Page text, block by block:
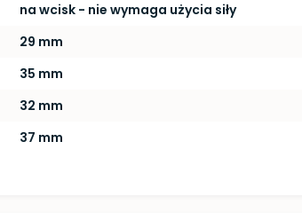
na wcisk - nie wymaga użycia siły
29 mm
35 mm
32 mm
37 mm